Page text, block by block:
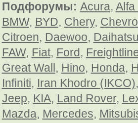
Подфорумы: Acura, Alfa
BMW, BYD, Chery,
Citroen, Daewoo,
FAW, Fiat, Ford,
Great Wall, Hino, Honda,
Infiniti, Iran Khodro (IKCO)
Jeep, KIA, Land Rover,
Mazda, Mercedes,